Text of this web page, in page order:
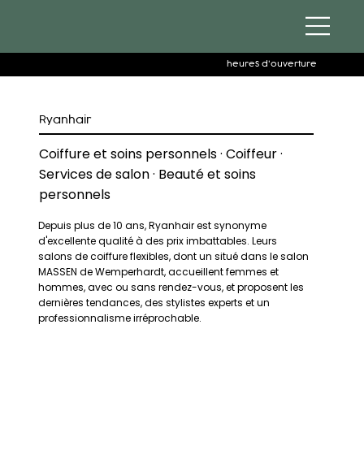
heures d'ouverture
Ryanhair
Coiffure et soins personnels · Coiffeur ·
Services de salon · Beauté et soins
personnels
Depuis plus de 10 ans, Ryanhair est synonyme
d'excellente qualité à des prix imbattables. Leurs
salons de coiffure flexibles, dont un situé dans le salon
MASSEN de Wemperhardt, accueillent femmes et
hommes, avec ou sans rendez-vous, et proposent les
dernières tendances, des stylistes experts et un
professionnalisme irréprochable.